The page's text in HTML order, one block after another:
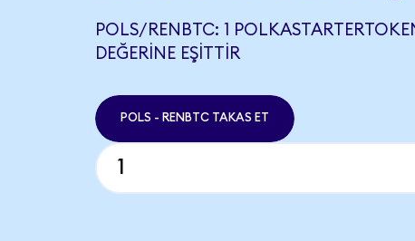
POLS/RENBTC: 1
DEĞERINE EŞITTIR
POLS - RENBTC TAKAS ET